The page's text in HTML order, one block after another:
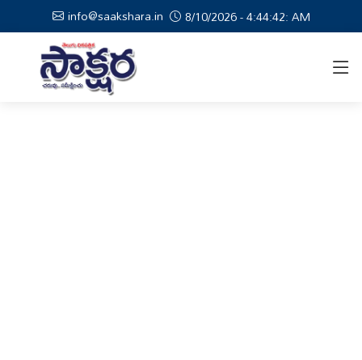
info@saakshara.in 8/10/2026 - 4:44:43: AM